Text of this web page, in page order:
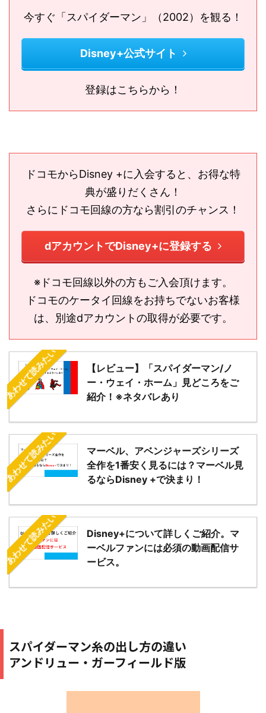
今すぐ「スパイダーマン」（2002）を観る！
Disney+公式サイト
登録はこちらから！
ドコモからDisney +に入会すると、お得な特
典が盛りだくさん！
さらにドコモ回線の方なら割引のチャンス！
dアカウントでDisney+に登録する
※ドコモ回線以外の方もご入会頂けます。
ドコモのケータイ回線をお持ちでないお客様
は、別途dアカウントの取得が必要です。
あわせて読みたい
【レビュー】「スパイダーマン/ノ
ー・ウェイ・ホーム」見どころをご
紹介！※ネタバレあり
あわせて読みたい
マーベル、アベンジャーズシリーズ
全作を1番安く見るには？マーベル見
るならDisney +で決まり！
あわせて読みたい
Disney+について詳しくご紹介。マ
ーベルファンには必須の動画配信サ
ービス。
スパイダーマン糸の出し方の違い
アンドリュー・ガーフィールド版